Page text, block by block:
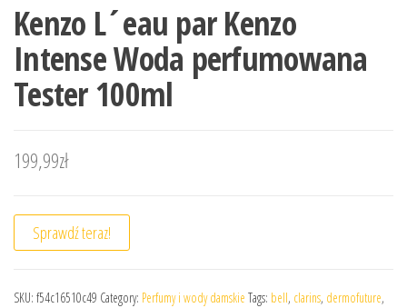
Kenzo L´eau par Kenzo
Intense Woda perfumowana
Tester 100ml
199,99zł
Sprawdź teraz!
SKU: f54c16510c49 Category: Perfumy i wody damskie Tags: bell, clarins, dermofuture,